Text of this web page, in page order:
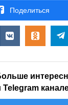
Поделиться